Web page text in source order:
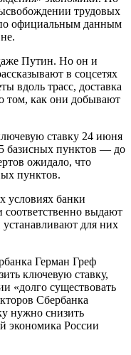
трудовых
по официальным данным
Путин. Но он и
в соцсетях
вдоль трасс, доставка
том, как они добывают
ставку 24 июня
базисных пунктов — до
ожидало, что
пунктов.
условиях банки
выдают
для них
Герман Греф
ключевую ставку,
«долго существовать
Сбербанка
нужно снизить
экономика России